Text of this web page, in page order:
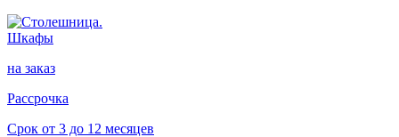
Шкафы
на заказ
Рассрочка
Срок от 3 до 12 месяцев